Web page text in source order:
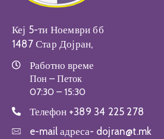
Кеј 5-ти Ноември бб
1487 Стар Дојран,
Работно време
Пон – Петок
07:30 – 15:30
Телефон +389 34 225 278
e-mail адреса- dojran@t.mk